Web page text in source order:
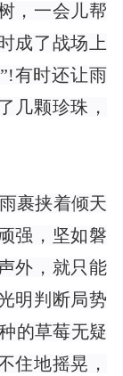
，一会儿帮
成了战场上
有时还让雨
几颗珍珠，
裹挟着倾天
强，坚如磐
外，就只能
明判断局势
的草莓无疑
住地摇晃，